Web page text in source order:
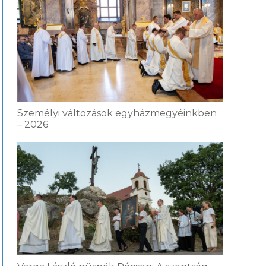
Személyi változások egyházmegyéinkben
– 2026